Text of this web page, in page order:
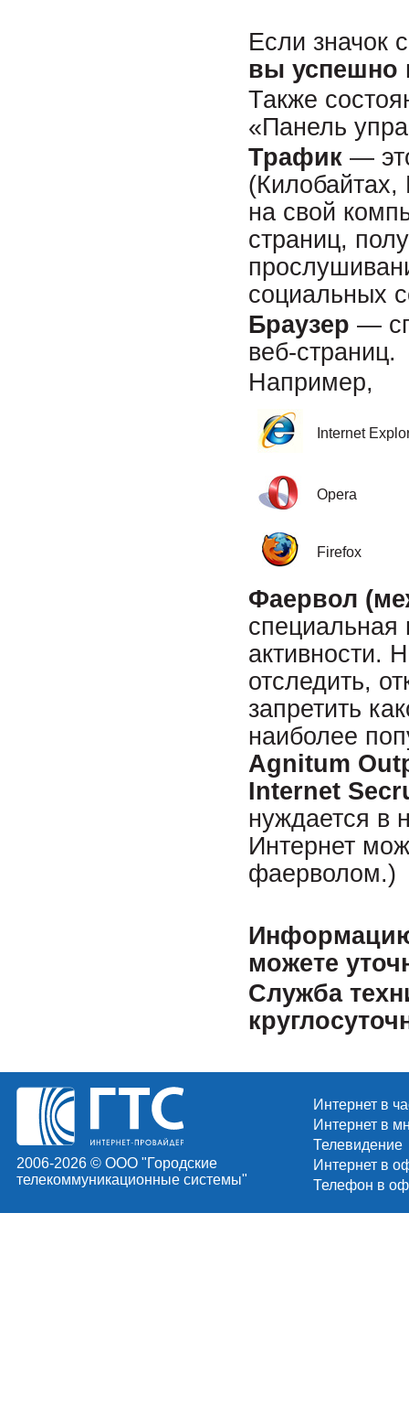
Если значок
вы успешно
Также
«Панель
Трафик —
(Килобайтах,
на свой
страниц,
социальных
Браузер —
веб-страниц.
Например,
Internet
Opera
Firefox
Фаервол
специальная
активности.
отследить,
запретить
наиболее
Agnitum
Internet
нуждается в
Интернет
фаерволом.)
можете
Служба
2006-2026 © ООО "Городские
телекоммуникационные системы"
Интернет в
Интернет в
Телевидение
Интернет в
Телефон в